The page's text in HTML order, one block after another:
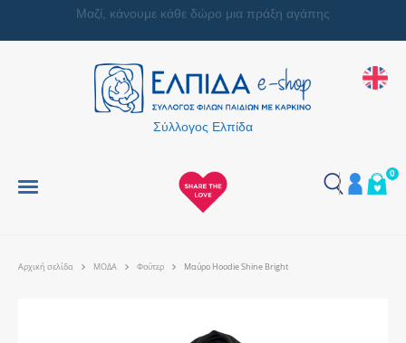
Μαζί, κάνουμε κάθε δώρο μια πράξη αγάπης
Σύλλογος Ελπίδα
0
Αρχική σελίδα ΜΟΔΑ Φούτερ Μαύρο Hoodie Shine Bright